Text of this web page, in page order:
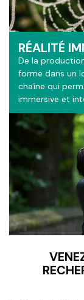
RÉALITÉ
De la
forme dans un
chaîne qui
immersive et